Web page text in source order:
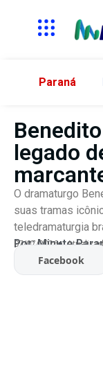
Paraná
legado
O dramaturgo
suas tramas
teledramaturgia
Por:Minuto
07/07/2026
Facebook